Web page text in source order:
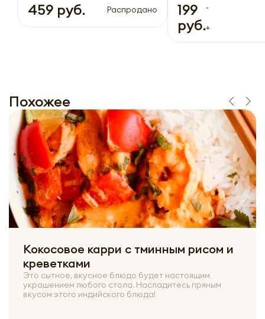
459 руб. Распродано
199
руб.
-
+
Похожее
Кокосовое карри с тминным рисом и
креветками
Это сытное, вкусное блюдо будет настоящим
украшением любого стола. Насладитесь пряным
вкусом этого индийского блюда!